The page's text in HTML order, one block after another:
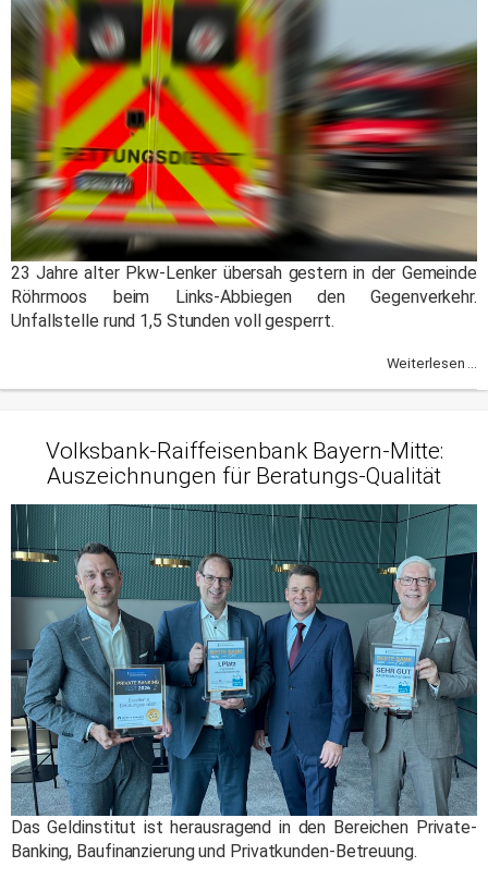
23 Jahre alter Pkw-Lenker übersah gestern in der Gemeinde
Röhrmoos beim Links-Abbiegen den Gegenverkehr.
Unfallstelle rund 1,5 Stunden voll gesperrt.
Weiterlesen ...
Volksbank-Raiffeisenbank Bayern-Mitte:
Auszeichnungen für Beratungs-Qualität
Das Geldinstitut ist herausragend in den Bereichen Private-
Banking, Baufinanzierung und Privatkunden-Betreuung.